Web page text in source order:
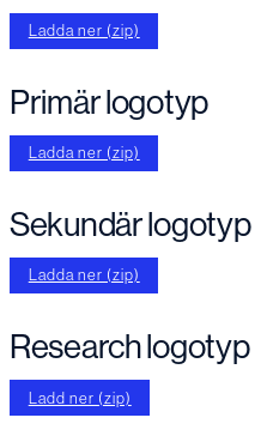
Ladda ner (zip)
Primär logotyp
Ladda ner (zip)
Sekundär logotyp
Ladda ner (zip)
Research logotyp
Ladd ner (zip)